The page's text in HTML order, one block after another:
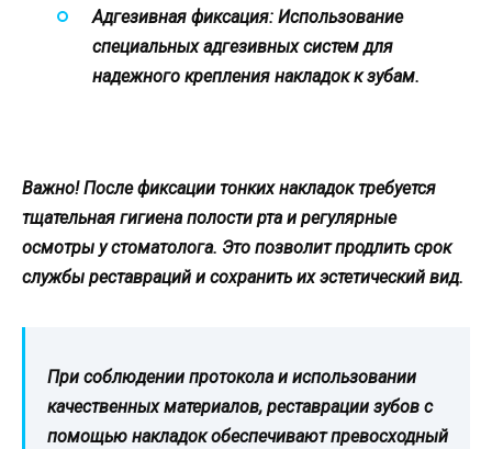
Адгезивная фиксация: Использование
специальных адгезивных систем для
надежного крепления накладок к зубам.
Важно!После фиксации тонких накладок требуется
тщательная гигиена полости рта и регулярные
осмотры у стоматолога. Это позволит продлить срок
службы реставраций и сохранить их эстетический вид.
При соблюдении протокола и использовании
качественных материалов, реставрации зубов с
помощью накладок обеспечивают превосходный